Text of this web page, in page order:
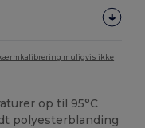
muligvis ikke
op til 95°C
polyesterblanding